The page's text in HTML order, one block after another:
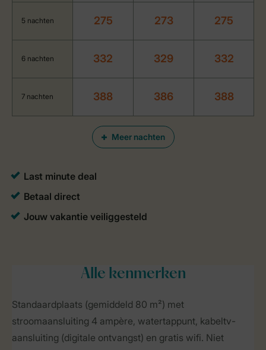
Meer nachten
5 nachten 275 273 275
6 nachten 332 329 332
7 nachten 388 386 388
Alle kenmerken
Standaardplaats (gemiddeld 80 m²) met
stroomaansluiting 4 ampère, watertappunt, kabeltv-
aansluiting (digitale ontvangst) en gratis wifi. Niet